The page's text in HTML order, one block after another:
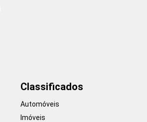
Classificados
Automóveis
Imóveis